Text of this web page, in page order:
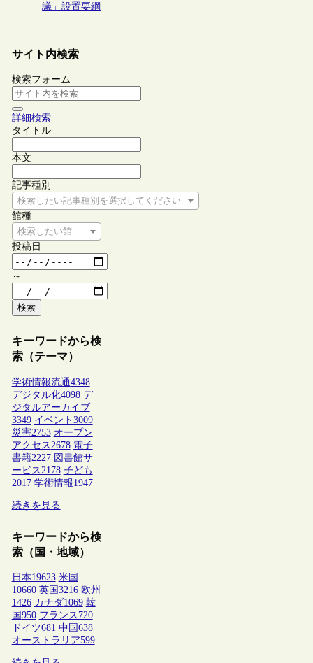
議」設置要綱
サイト内検索
検索フォーム
詳細検索
タイトル
本文
記事種別
検索したい記事種別を選択してください
館種
検索したい館種を選択してください
投稿日
～
検索
キーワードから検
索（テーマ）
学術情報流通4348
デジタル化4098 デ
ジタルアーカイブ
3349 イベント 3009
災害2753 オープン
アクセス 2678 電子
書籍2227 図書館サ
ービス 2178 子ども
2017 学術情報1947
続きを見る
キーワードから検
索（国・地域）
日本19623 米国
10660 英国 3216 欧州
1426 カナダ1069 韓
国 950 フランス 720
ドイツ681 中国 638
オーストラリア599